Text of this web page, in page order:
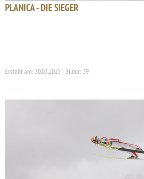
PLANICA - DIE SIEGER
Erstellt am: 30.03.2025 | Bilder: 39